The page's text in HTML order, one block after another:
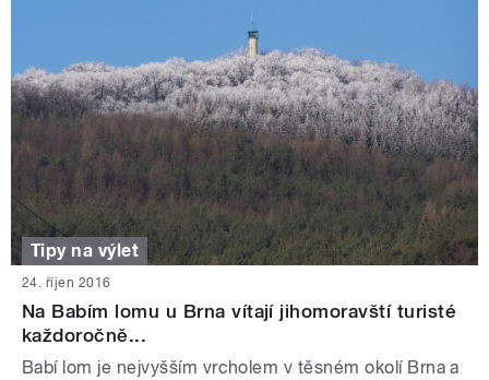
Tipy na výlet
24. říjen 2016
Na Babím lomu u Brna vítají jihomoravští turisté
každoročně...
Babí lom je nejvyšším vrcholem v těsném okolí Brna a